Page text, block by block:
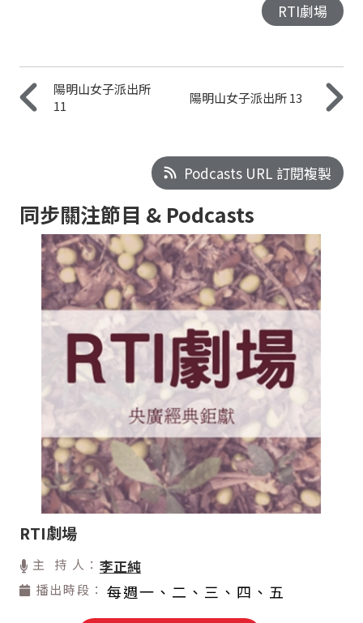
RTI劇場
陽明山女子派出所
11
陽明山女子派出所 13
Podcasts URL 訂閱複製
同步關注節目 & Podcasts
RTI劇場
主 持 人： 李正純
播出時段： 每週一、二、三、四、五